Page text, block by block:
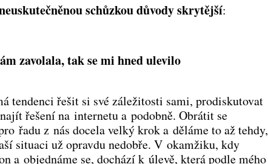
schůzkou důvody skrytější:
zavolala, tak se mi hned ulevilo
tendenci řešit si své záležitosti sami, prodiskutovat
řešení na internetu a podobně. Obrátit se
řadu z nás docela velký krok a děláme to až tehdy,
situaci už opravdu nedobře. V okamžiku, kdy
a objednáme se, dochází k úlevě, která podle mého